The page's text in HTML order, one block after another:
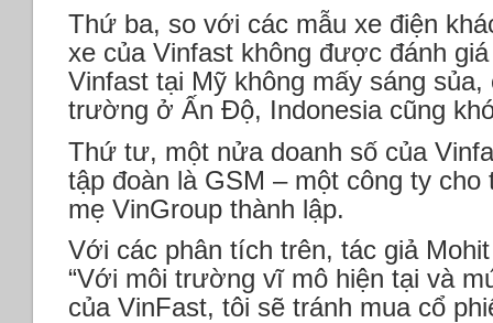
Thứ ba, so với các mẫu xe điện
xe của Vinfast không được đánh
Vinfast tại Mỹ không mấy sáng
trường ở Ấn Độ, Indonesia cũng
Thứ tư, một nửa doanh số của
tập đoàn là GSM – một công ty cho
mẹ VinGroup thành lập.
Với các phân tích trên, tác giả
“Với môi trường vĩ mô hiện tại và
của VinFast, tôi sẽ tránh mua cổ